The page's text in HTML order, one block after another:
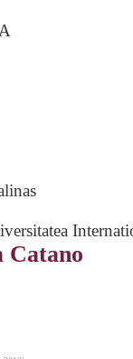
Catano